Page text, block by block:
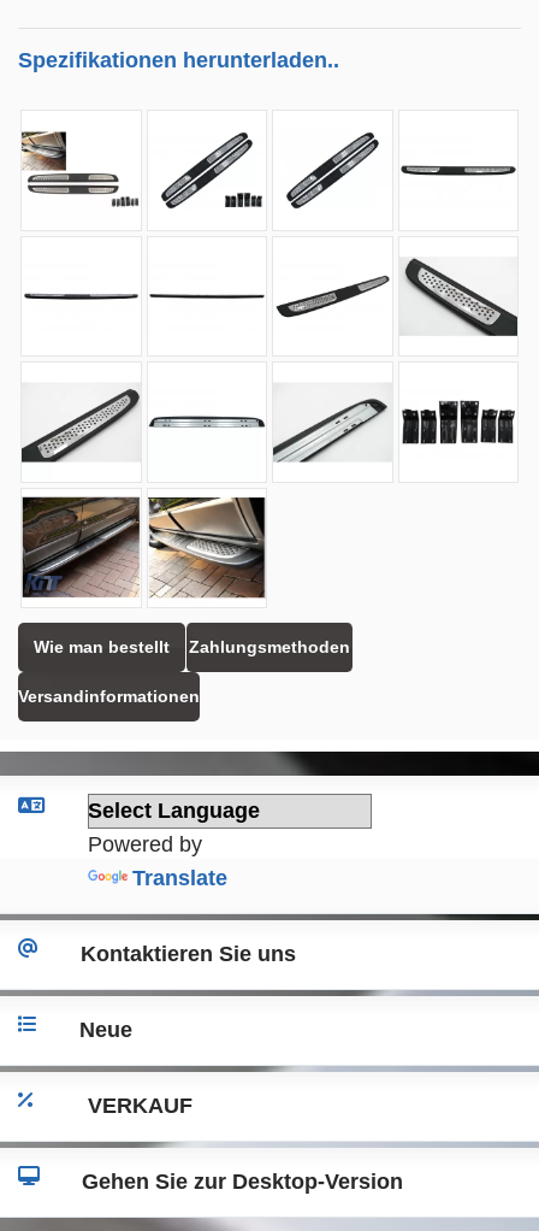
Spezifikationen herunterladen..
Wie man bestellt Zahlungsmethoden
Versandinformationen
Powered by
Translate
Kontaktieren Sie uns
Neue
VERKAUF
Gehen Sie zur Desktop-Version